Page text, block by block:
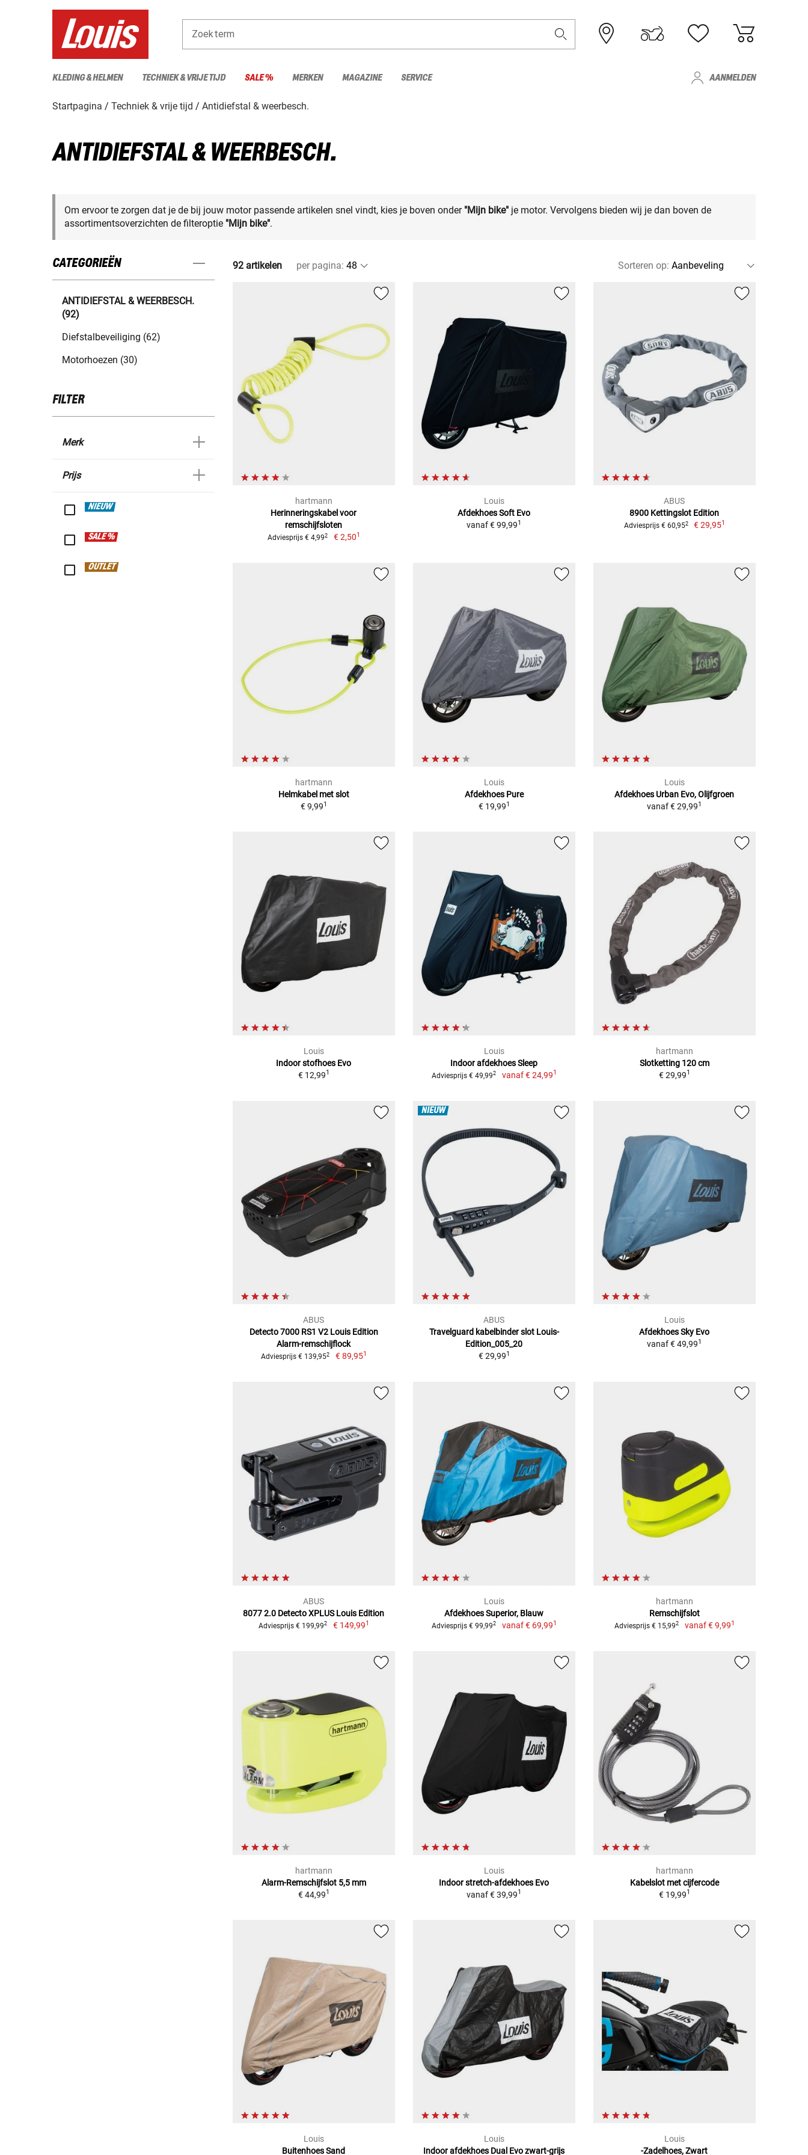
Zoekterm
KLEDING & HELMEN TECHNIEK & VRIJE TIJD SALE % MERKEN MAGAZINE SERVICE AANMELDEN
Startpagina Techniek & vrije tijd Antidiefstal & weerbesch.
ANTIDIEFSTAL & WEERBESCH.
Om ervoor te zorgen dat je de bij jouw motor passende artikelen snel vindt, kies je boven onder "Mijn bike" je motor. Vervolgens bieden wij je dan boven de
assortimentsoverzichten de filteroptie "Mijn bike".
CATEGORIEËN
ANTIDIEFSTAL & WEERBESCH.
(92)
Diefstalbeveiliging (62)
Motorhoezen (30)
FILTER
Merk
Prijs
NIEUW
SALE %
OUTLET
92 artikelen per pagina: Sorteren op:
hartmann
Herinneringskabel voor
remschijfsloten
Adviesprijs € 4,992 € 2,501
Louis
Afdekhoes Soft Evo
vanaf€ 99,991
ABUS
8900 Kettingslot Edition
Adviesprijs € 60,952 € 29,951
hartmann
Helmkabel met slot
€ 9,991
Louis
Afdekhoes Pure
€ 19,991
Louis
Afdekhoes Urban Evo, Olijfgroen
vanaf€ 29,991
Louis
Indoor stofhoes Evo
€ 12,991
Louis
Indoor afdekhoes Sleep
Adviesprijs € 49,992 vanaf€ 24,991
hartmann
Slotketting 120 cm
€ 29,991
ABUS
Detecto 7000 RS1 V2 Louis Edition
Alarm-remschijflock
Adviesprijs € 139,952 € 89,951
NIEUW
ABUS
Travelguard kabelbinder slot Louis-
Edition_005_20
€ 29,991
Louis
Afdekhoes Sky Evo
vanaf€ 49,991
ABUS
8077 2.0 Detecto XPLUS Louis Edition
Adviesprijs € 199,992 € 149,991
Louis
Afdekhoes Superior, Blauw
Adviesprijs € 99,992 vanaf€ 69,991
hartmann
Remschijfslot
Adviesprijs € 15,992 vanaf€ 9,991
hartmann
Alarm-Remschijfslot 5,5 mm
€ 44,991
Louis
Indoor stretch-afdekhoes Evo
vanaf€ 39,991
hartmann
Kabelslot met cijfercode
€ 19,991
Louis
Buitenhoes Sand
Louis
Indoor afdekhoes Dual Evo zwart-grijs
Louis
-Zadelhoes, Zwart